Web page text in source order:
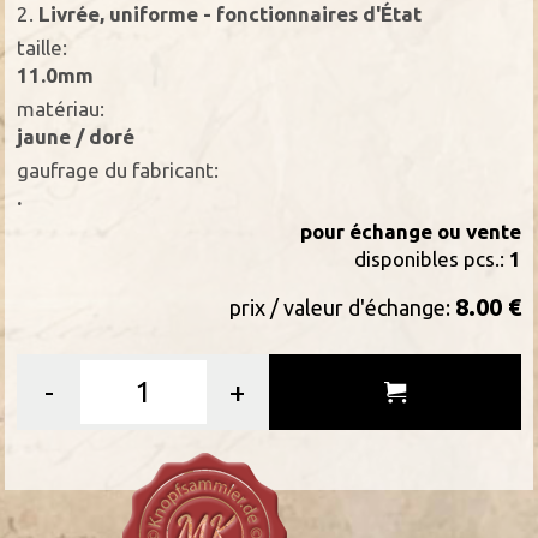
2. Livrée, uniforme - fonctionnaires d'État
taille:
11.0mm
matériau:
jaune / doré
gaufrage du fabricant:
.
pour échange ou vente
disponibles pcs.: 1
prix / valeur d'échange: 8.00 €
- +